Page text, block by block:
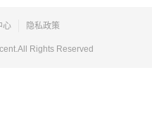
心 隐私政策
Rights Reserved